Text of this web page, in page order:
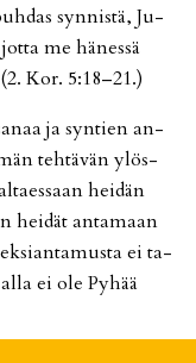
syn­nis­tä, Ju­
me hä­nes­sä
Kor. 5:18–21.)
ja syn­tien an­
teh­tä­vän ylös­
hei­dän
hei­dät an­ta­maan
ei ta­
ei ole Py­hää